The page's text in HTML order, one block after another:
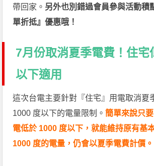
帶回家。 另外也別錯過會員參與活動積
單折抵』優惠哦！
7月份取消夏季電費！住宅
以下適用
這次台電主要針對『住宅』用電取消夏
1000 度以下的電量限制。簡單來說只
電低於 1000 度以下，就能維持原有基
1000 度的電量，仍會以夏季電費計價。